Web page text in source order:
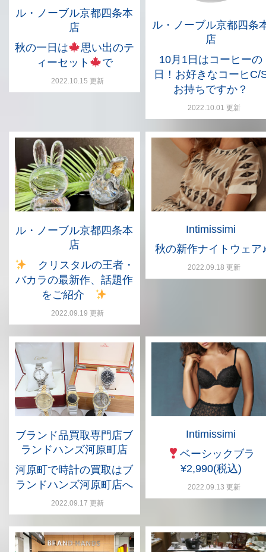
ル・ノーブル京都四条本
店
秋の一日は
思い出のテ
ィーセット
で
2022.10.15 更新
ル・ノーブル京都四条
店
10月1日はコーヒーの
日！お好きなコーヒC/
お持ちですか？
2022.10.01 更新
ル・ノーブル京都四条本
店
クリスタルの王者・
バカラの最新作、話題作
をご紹介
2022.09.19 更新
Intimissimi
秋の新作ナイトウェア
2022.09.18 更新
ブランド品買取専門店ブ
ランドハンズ河原町店
河原町で時計の買取はブ
ランドハンズ河原町店へ
2022.09.17 更新
Intimissimi
ベーシックブラ
¥2,990(税込)
2022.09.13 更新